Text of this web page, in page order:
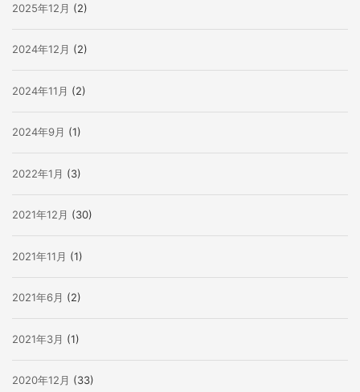
2025年12月 (2)
2024年12月 (2)
2024年11月 (2)
2024年9月 (1)
2022年1月 (3)
2021年12月 (30)
2021年11月 (1)
2021年6月 (2)
2021年3月 (1)
2020年12月 (33)